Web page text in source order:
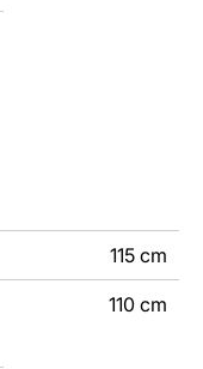
115 cm
110 cm